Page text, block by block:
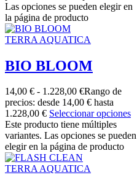
Las opciones se pueden elegir en
la página de producto
TERRA AQUATICA
BIO BLOOM
14,00 € - 1.228,00 €Rango de
precios: desde 14,00 € hasta
1.228,00 € Seleccionar opciones
Este producto tiene múltiples
variantes. Las opciones se pueden
elegir en la página de producto
TERRA AQUATICA